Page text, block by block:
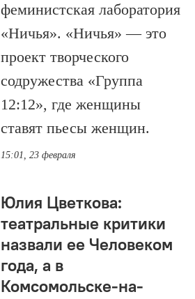
феминистская лаборатория
«Ничья». «Ничья» — это
проект творческого
содружества «Группа
12:12», где женщины
ставят пьесы женщин.
15:01, 23 февраля
Юлия Цветкова:
театральные критики
назвали ее Человеком
года, а в
Комсомольске-на-